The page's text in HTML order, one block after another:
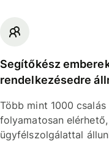
Segítőkész
rendelkezésedre
Több mint 1000
folyamatosan
ügyfélszolgálattal